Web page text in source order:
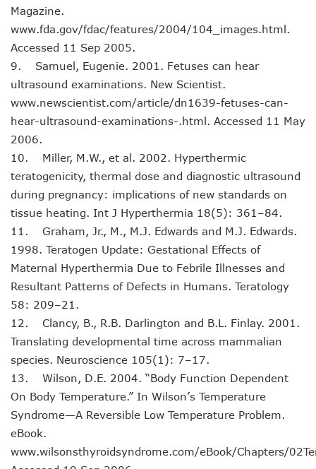
Magazine.
www.fda.gov/fdac/features/2004/104_images.html.
Accessed 11 Sep 2005.
9. Samuel, Eugenie. 2001. Fetuses can hear
ultrasound examinations. New Scientist.
www.newscientist.com/article/dn1639-fetuses-can-
hear-ultrasound-examinations-.html. Accessed 11 May
2006.
10. Miller, M.W., et al. 2002. Hyperthermic
teratogenicity, thermal dose and diagnostic ultrasound
during pregnancy: implications of new standards on
tissue heating. Int J Hyperthermia 18(5): 361–84.
11. Graham, Jr., M., M.J. Edwards and M.J. Edwards.
1998. Teratogen Update: Gestational Effects of
Maternal Hyperthermia Due to Febrile Illnesses and
Resultant Patterns of Defects in Humans. Teratology
58: 209–21.
12. Clancy, B., R.B. Darlington and B.L. Finlay. 2001.
Translating developmental time across mammalian
species. Neuroscience 105(1): 7–17.
13. Wilson, D.E. 2004. “Body Function Dependent
On Body Temperature.” In Wilson’s Temperature
Syndrome—A Reversible Low Temperature Problem.
eBook.
www.wilsonsthyroidsyndrome.com/eBook/Chapters/